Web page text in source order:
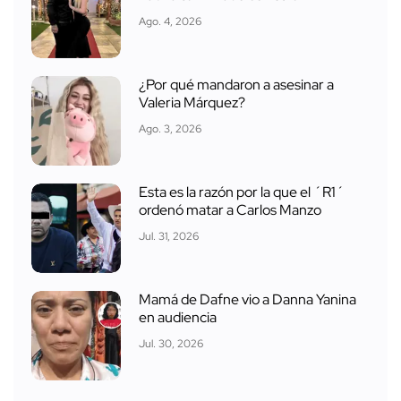
Ago. 4, 2026
¿Por qué mandaron a asesinar a
Valeria Márquez?
Ago. 3, 2026
Esta es la razón por la que el ´R1´
ordenó matar a Carlos Manzo
Jul. 31, 2026
Mamá de Dafne vio a Danna Yanina
en audiencia
Jul. 30, 2026